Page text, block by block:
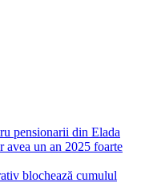
pensionarii din Elada
avea un an 2025 foarte
blochează cumulul